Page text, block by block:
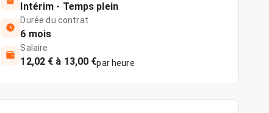
Intérim - Temps plein
Durée du contrat
6 mois
Salaire
12,02 € à 13,00 €par heure